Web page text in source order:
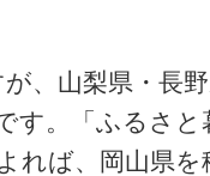
、山梨県・長
す。「ふるさ
れば、岡山県